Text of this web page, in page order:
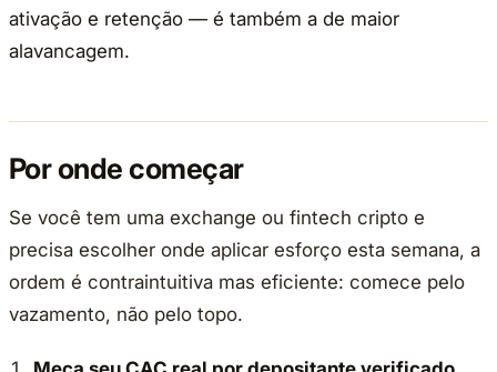
ativação e retenção — é também a de maior
alavancagem.
Por onde começar
Se você tem uma exchange ou fintech cripto e
precisa escolher onde aplicar esforço esta semana, a
ordem é contraintuitiva mas eficiente: comece pelo
vazamento, não pelo topo.